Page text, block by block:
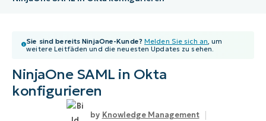
Sie sind bereits NinjaOne-Kunde? Melden Sie sich an, um
weitere Leitfäden und die neuesten Updates zu sehen.
NinjaOne SAML in Okta
konfigurieren
Knowledge Management